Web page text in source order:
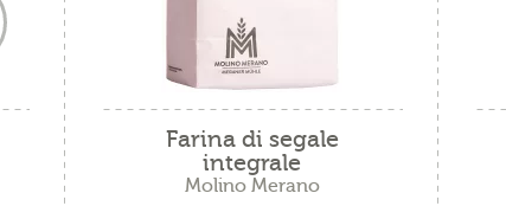
Farina di segale
integrale
Molino Merano